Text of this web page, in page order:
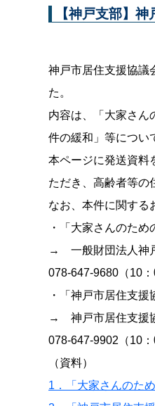
【神戸支部】
神戸市居住支援協議
た。
内容は、「大家さん
件の緩和」等につい
本ページに発送資料
ただき、高齢者等の
なお、本件に関する
・「大家さんのた
→ 一般財団法人神
078-647-9680（10
・「神戸市居住支
→ 神戸市居住支援
078-647-9902（10
（資料）
1．「大家さんのた